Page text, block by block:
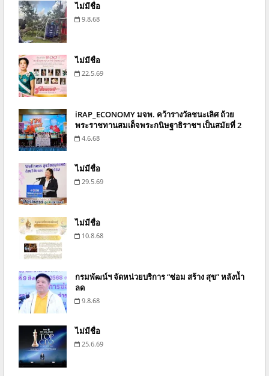
ไม่มีชื่อ
9.8.68
ไม่มีชื่อ
22.5.69
iRAP_ECONOMY มจพ. คว้ารางวัลชนะเลิศ ถ้วย
พระราชทานสมเด็จพระกนิษฐาธิราชฯ เป็นสมัยที่ 2
4.6.68
ไม่มีชื่อ
29.5.69
ไม่มีชื่อ
10.8.68
กรมพัฒน์ฯ จัดหน่วยบริการ “ซ่อม สร้าง สุข” หลังน้ำ
ลด
9.8.68
ไม่มีชื่อ
25.6.69